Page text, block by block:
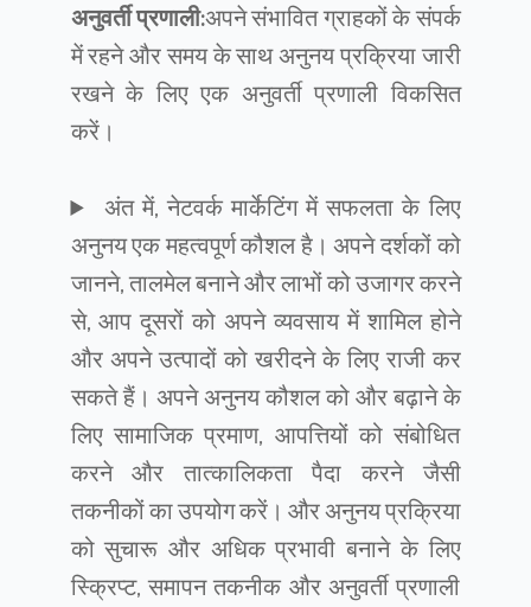
अनुवर्ती प्रणाली:अपने संभावित ग्राहकों के संपर्क
में रहने और समय के साथ अनुनय प्रक्रिया जारी
रखने के लिए एक अनुवर्ती प्रणाली विकसित
करें।
अंत में, नेटवर्क मार्केटिंग में सफलता के लिए
अनुनय एक महत्वपूर्ण कौशल है। अपने दर्शकों को
जानने, तालमेल बनाने और लाभों को उजागर करने
से, आप दूसरों को अपने व्यवसाय में शामिल होने
और अपने उत्पादों को खरीदने के लिए राजी कर
सकते हैं। अपने अनुनय कौशल को और बढ़ाने के
लिए सामाजिक प्रमाण, आपत्तियों को संबोधित
करने और तात्कालिकता पैदा करने जैसी
तकनीकों का उपयोग करें। और अनुनय प्रक्रिया
को सुचारू और अधिक प्रभावी बनाने के लिए
स्क्रिप्ट, समापन तकनीक और अनुवर्ती प्रणाली